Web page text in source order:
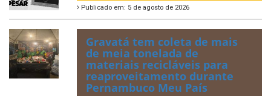
Publicado em: 5 de agosto de 2026
Gravatá tem coleta de mais
de meia tonelada de
materiais recicláveis para
reaproveitamento durante
Pernambuco Meu País